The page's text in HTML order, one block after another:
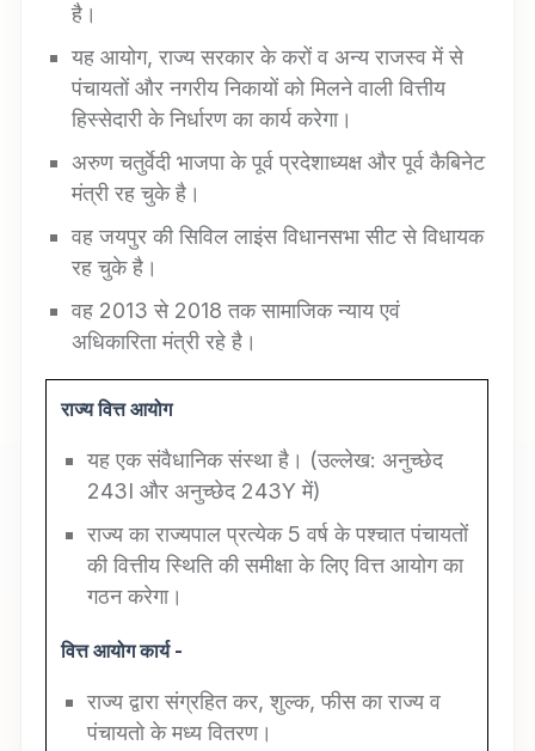
है।
यह आयोग, राज्य सरकार के करों व अन्य राजस्व में से
पंचायतों और नगरीय निकायों को मिलने वाली वित्तीय
हिस्सेदारी के निर्धारण का कार्य करेगा।
अरुण चतुर्वेदी भाजपा के पूर्व प्रदेशाध्यक्ष और पूर्व कैबिनेट
मंत्री रह चुके है।
वह जयपुर की सिविल लाइंस विधानसभा सीट से विधायक
रह चुके है।
वह 2013 से 2018 तक सामाजिक न्याय एवं
अधिकारिता मंत्री रहे है।
राज्य वित्त आयोग
यह एक संवैधानिक संस्था है। (उल्लेख: अनुच्छेद
243I और अनुच्छेद 243Y में)
राज्य का राज्यपाल प्रत्येक 5 वर्ष के पश्चात पंचायतों
की वित्तीय स्थिति की समीक्षा के लिए वित्त आयोग का
गठन करेगा।
वित्त आयोग कार्य -
राज्य द्वारा संग्रहित कर, शुल्क, फीस का राज्य व
पंचायतो के मध्य वितरण।